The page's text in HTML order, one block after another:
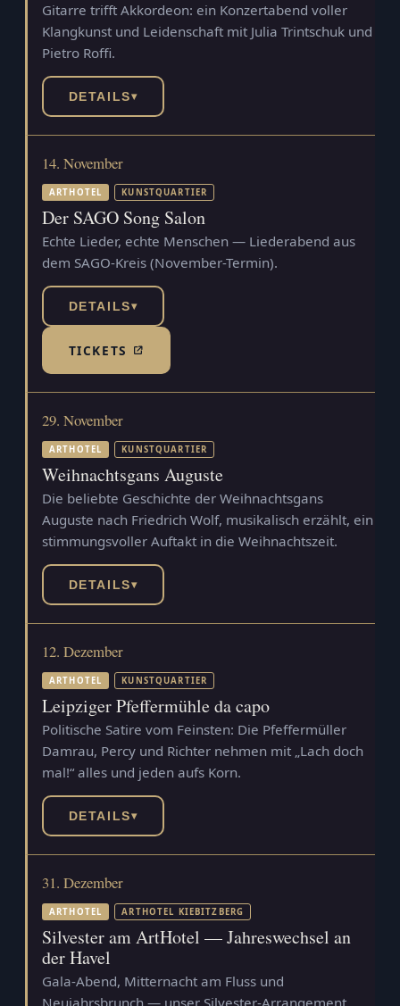
Gitarre trifft Akkordeon: ein Konzertabend voller
Klangkunst und Leidenschaft mit Julia Trintschuk und
Pietro Roffi.
DETAILS▾
14. November
ARTHOTEL KUNSTQUARTIER
Der SAGO Song Salon
Echte Lieder, echte Menschen — Liederabend aus
dem SAGO-Kreis (November-Termin).
DETAILS▾
TICKETS(TICKETSHOP, ÖFFNET IN NEUEM TAB)
29. November
ARTHOTEL KUNSTQUARTIER
Weihnachtsgans Auguste
Die beliebte Geschichte der Weihnachtsgans
Auguste nach Friedrich Wolf, musikalisch erzählt, ein
stimmungsvoller Auftakt in die Weihnachtszeit.
DETAILS▾
12. Dezember
ARTHOTEL KUNSTQUARTIER
Leipziger Pfeffermühle da capo
Politische Satire vom Feinsten: Die Pfeffermüller
Damrau, Percy und Richter nehmen mit „Lach doch
mal!“ alles und jeden aufs Korn.
DETAILS▾
31. Dezember
ARTHOTEL ARTHOTEL KIEBITZBERG
Silvester am ArtHotel — Jahreswechsel an
der Havel
Gala-Abend, Mitternacht am Fluss und